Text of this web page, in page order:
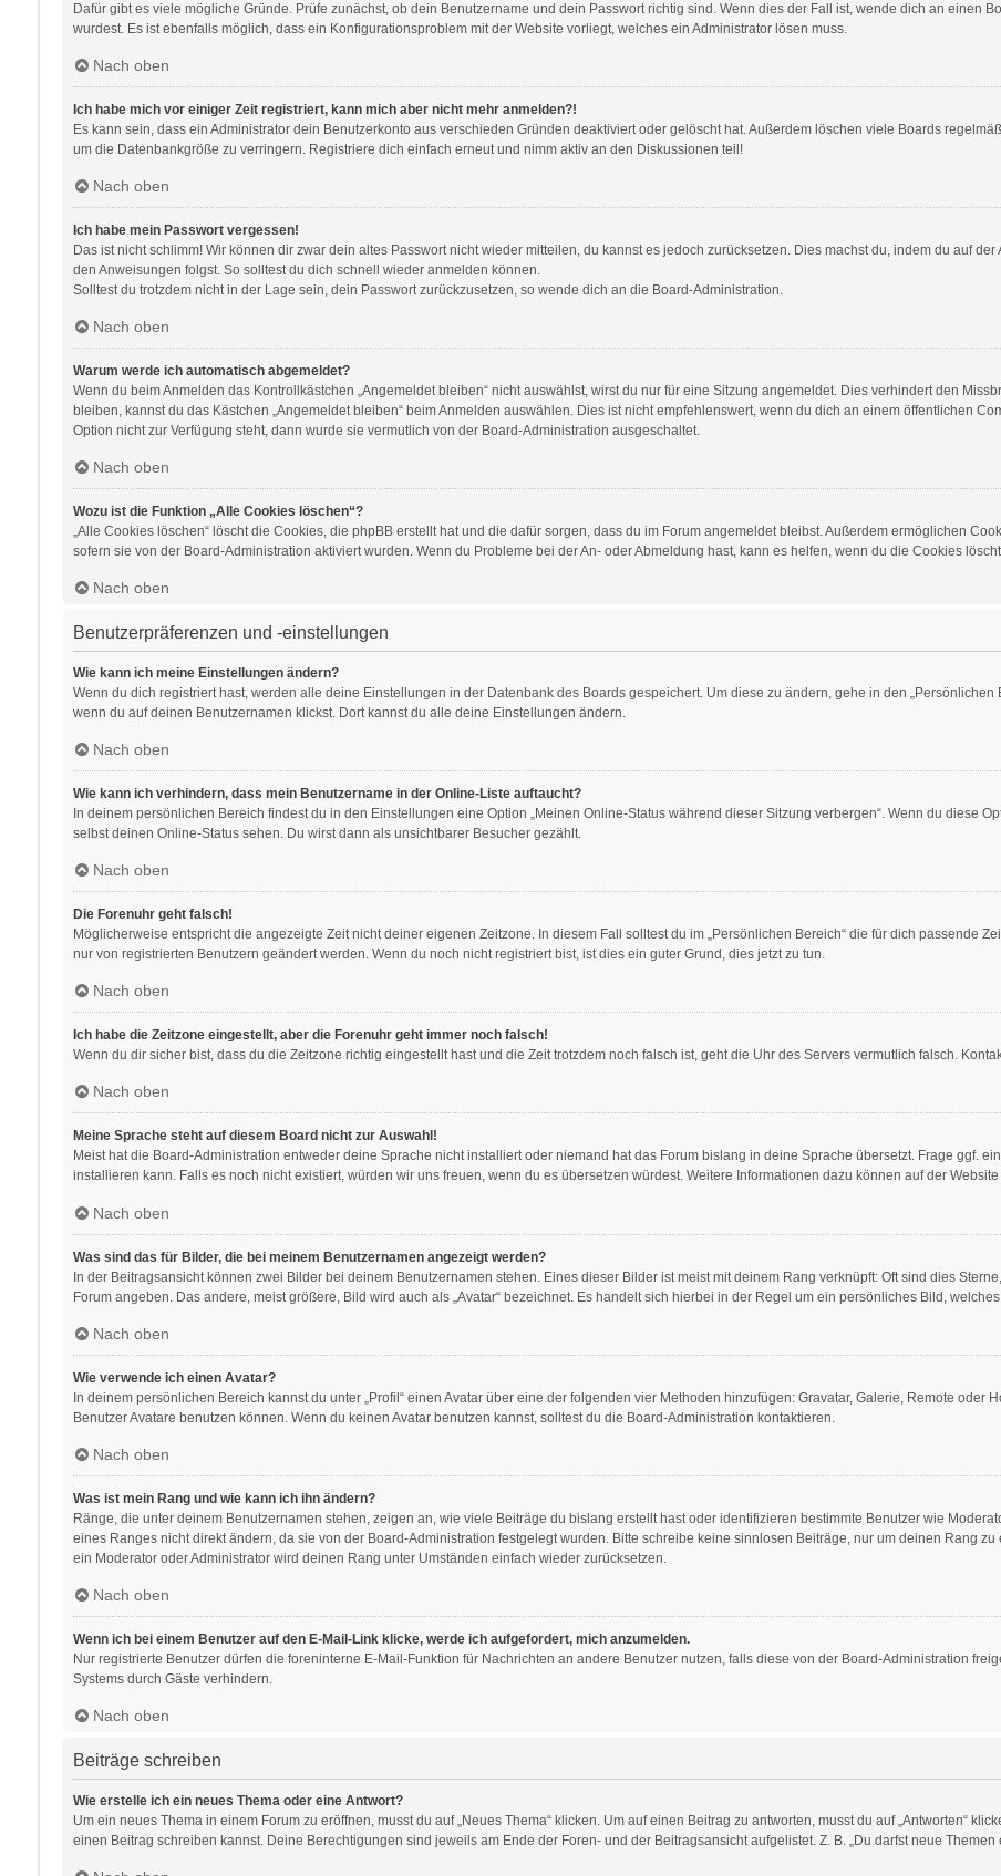
Dafür gibt es viele mögliche Gründe. Prüfe zunächst, ob dein Benutzername und dein Passwort richtig sind. Wenn dies der Fall ist, wende dich an einen
wurdest. Es ist ebenfalls möglich, dass ein Konfigurationsproblem mit der Website vorliegt, welches ein Administrator lösen muss.
Nach oben
Ich habe mich vor einiger Zeit registriert, kann mich aber nicht mehr anmelden?!
Es kann sein, dass ein Administrator dein Benutzerkonto aus verschieden Gründen deaktiviert oder gelöscht hat. Außerdem löschen viele Boards
um die Datenbankgröße zu verringern. Registriere dich einfach erneut und nimm aktiv an den Diskussionen teil!
Nach oben
Ich habe mein Passwort vergessen!
Das ist nicht schlimm! Wir können dir zwar dein altes Passwort nicht wieder mitteilen, du kannst es jedoch zurücksetzen. Dies machst du, indem du auf
den Anweisungen folgst. So solltest du dich schnell wieder anmelden können.
Solltest du trotzdem nicht in der Lage sein, dein Passwort zurückzusetzen, so wende dich an die Board-Administration.
Nach oben
Warum werde ich automatisch abgemeldet?
Wenn du beim Anmelden das Kontrollkästchen „Angemeldet bleiben“ nicht auswählst, wirst du nur für eine Sitzung angemeldet. Dies verhindert den
bleiben, kannst du das Kästchen „Angemeldet bleiben“ beim Anmelden auswählen. Dies ist nicht empfehlenswert, wenn du dich an einem öffentlichen
Option nicht zur Verfügung steht, dann wurde sie vermutlich von der Board-Administration ausgeschaltet.
Nach oben
Wozu ist die Funktion „Alle Cookies löschen“?
„Alle Cookies löschen“ löscht die Cookies, die phpBB erstellt hat und die dafür sorgen, dass du im Forum angemeldet bleibst. Außerdem ermöglichen
sofern sie von der Board-Administration aktiviert wurden. Wenn du Probleme bei der An- oder Abmeldung hast, kann es helfen, wenn du die Cookies
Nach oben
Benutzerpräferenzen und -einstellungen
Wie kann ich meine Einstellungen ändern?
Wenn du dich registriert hast, werden alle deine Einstellungen in der Datenbank des Boards gespeichert. Um diese zu ändern, gehe in den
wenn du auf deinen Benutzernamen klickst. Dort kannst du alle deine Einstellungen ändern.
Nach oben
Wie kann ich verhindern, dass mein Benutzername in der Online-Liste auftaucht?
In deinem persönlichen Bereich findest du in den Einstellungen eine Option „Meinen Online-Status während dieser Sitzung verbergen“. Wenn du diese
selbst deinen Online-Status sehen. Du wirst dann als unsichtbarer Besucher gezählt.
Nach oben
Die Forenuhr geht falsch!
Möglicherweise entspricht die angezeigte Zeit nicht deiner eigenen Zeitzone. In diesem Fall solltest du im „Persönlichen Bereich“ die für dich passende
nur von registrierten Benutzern geändert werden. Wenn du noch nicht registriert bist, ist dies ein guter Grund, dies jetzt zu tun.
Nach oben
Ich habe die Zeitzone eingestellt, aber die Forenuhr geht immer noch falsch!
Wenn du dir sicher bist, dass du die Zeitzone richtig eingestellt hast und die Zeit trotzdem noch falsch ist, geht die Uhr des Servers vermutlich falsch.
Nach oben
Meine Sprache steht auf diesem Board nicht zur Auswahl!
Meist hat die Board-Administration entweder deine Sprache nicht installiert oder niemand hat das Forum bislang in deine Sprache übersetzt. Frage ggf.
installieren kann. Falls es noch nicht existiert, würden wir uns freuen, wenn du es übersetzen würdest. Weitere Informationen dazu können auf der Website
Nach oben
Was sind das für Bilder, die bei meinem Benutzernamen angezeigt werden?
In der Beitragsansicht können zwei Bilder bei deinem Benutzernamen stehen. Eines dieser Bilder ist meist mit deinem Rang verknüpft: Oft sind dies
Forum angeben. Das andere, meist größere, Bild wird auch als „Avatar“ bezeichnet. Es handelt sich hierbei in der Regel um ein persönliches Bild,
Nach oben
Wie verwende ich einen Avatar?
In deinem persönlichen Bereich kannst du unter „Profil“ einen Avatar über eine der folgenden vier Methoden hinzufügen: Gravatar, Galerie, Remote
Benutzer Avatare benutzen können. Wenn du keinen Avatar benutzen kannst, solltest du die Board-Administration kontaktieren.
Nach oben
Was ist mein Rang und wie kann ich ihn ändern?
Ränge, die unter deinem Benutzernamen stehen, zeigen an, wie viele Beiträge du bislang erstellt hast oder identifizieren bestimmte Benutzer wie
eines Ranges nicht direkt ändern, da sie von der Board-Administration festgelegt wurden. Bitte schreibe keine sinnlosen Beiträge, nur um deinen Rang
ein Moderator oder Administrator wird deinen Rang unter Umständen einfach wieder zurücksetzen.
Nach oben
Wenn ich bei einem Benutzer auf den E-Mail-Link klicke, werde ich aufgefordert, mich anzumelden.
Nur registrierte Benutzer dürfen die foreninterne E-Mail-Funktion für Nachrichten an andere Benutzer nutzen, falls diese von der Board-Administration
Systems durch Gäste verhindern.
Nach oben
Beiträge schreiben
Wie erstelle ich ein neues Thema oder eine Antwort?
Um ein neues Thema in einem Forum zu eröffnen, musst du auf „Neues Thema“ klicken. Um auf einen Beitrag zu antworten, musst du auf „Antworten“
einen Beitrag schreiben kannst. Deine Berechtigungen sind jeweils am Ende der Foren- und der Beitragsansicht aufgelistet. Z. B. „Du darfst neue Themen